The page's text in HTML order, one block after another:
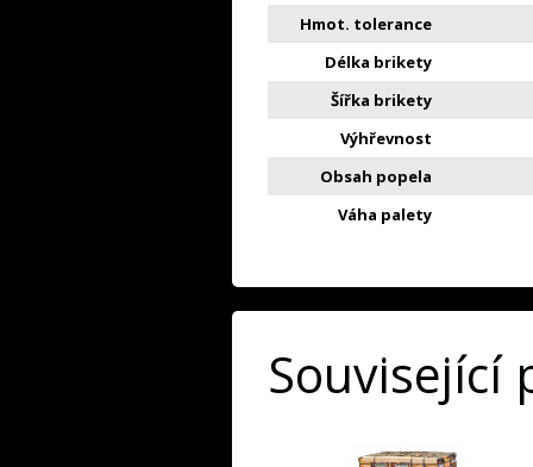
Hmot. tolerance
Délka brikety
Šířka brikety
Výhřevnost
Obsah popela
Váha palety
Související